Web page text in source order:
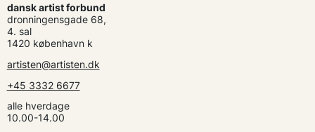
dansk artist forbund
dronningensgade 68,
4. sal
1420 københavn k
artisten@artisten.dk
+45 3332 6677
alle hverdage
10.00-14.00